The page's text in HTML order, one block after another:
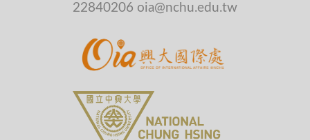
22840206 oia@nchu.edu.tw